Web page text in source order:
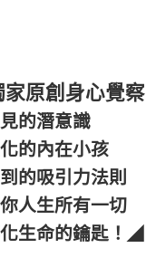
原創身心覺察
的潛意識
的內在小孩
的吸引力法則
人生所有一切
生命的鑰匙！ ◢